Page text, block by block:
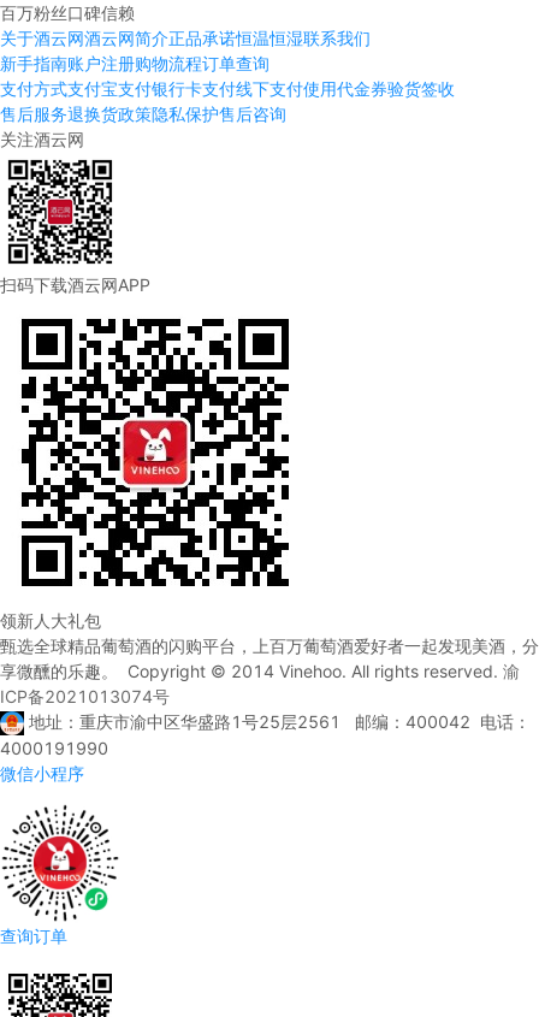
百万粉丝口碑信赖
关于酒云网酒云网简介正品承诺恒温恒湿联系我们
新手指南账户注册购物流程订单查询
支付方式支付宝支付银行卡支付线下支付使用代金券验货签收
售后服务退换货政策隐私保护售后咨询
关注酒云网
扫码下载酒云网APP
领新人大礼包
甄选全球精品葡萄酒的闪购平台，上百万葡萄酒爱好者一起发现美酒，分
享微醺的乐趣。 Copyright © 2014 Vinehoo. All rights reserved. 渝
ICP备2021013074号
地址：重庆市渝中区华盛路1号25层2561 邮编：400042 电话：
4000191990
微信小程序
查询订单